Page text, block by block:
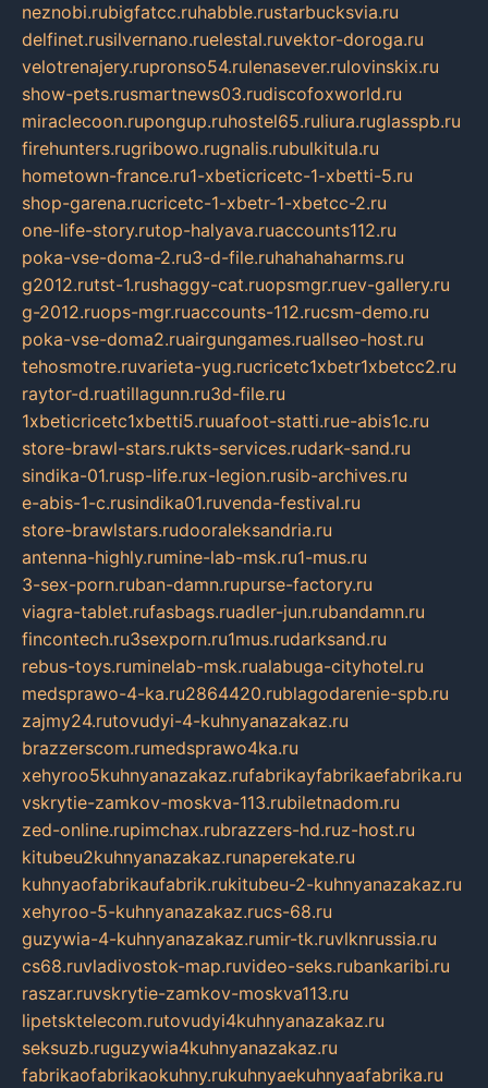
neznobi.rubigfatcc.ruhabble.rustarbucksvia.ru
delfinet.rusilvernano.ruelestal.ruvektor-doroga.ru
velotrenajery.rupronso54.rulenasever.rulovinskix.ru
show-pets.rusmartnews03.rudiscofoxworld.ru
miraclecoon.rupongup.ruhostel65.ruliura.ruglasspb.ru
firehunters.rugribowo.rugnalis.rubulkitula.ru
hometown-france.ru1-xbeticricetc-1-xbetti-5.ru
shop-garena.rucricetc-1-xbetr-1-xbetcc-2.ru
one-life-story.rutop-halyava.ruaccounts112.ru
poka-vse-doma-2.ru3-d-file.ruhahahaharms.ru
g2012.rutst-1.rushaggy-cat.ruopsmgr.ruev-gallery.ru
g-2012.ruops-mgr.ruaccounts-112.rucsm-demo.ru
poka-vse-doma2.ruairgungames.ruallseo-host.ru
tehosmotre.ruvarieta-yug.rucricetc1xbetr1xbetcc2.ru
raytor-d.ruatillagunn.ru3d-file.ru
1xbeticricetc1xbetti5.ruuafoot-statti.rue-abis1c.ru
store-brawl-stars.rukts-services.rudark-sand.ru
sindika-01.rusp-life.rux-legion.rusib-archives.ru
e-abis-1-c.rusindika01.ruvenda-festival.ru
store-brawlstars.rudooraleksandria.ru
antenna-highly.rumine-lab-msk.ru1-mus.ru
3-sex-porn.ruban-damn.rupurse-factory.ru
viagra-tablet.rufasbags.ruadler-jun.rubandamn.ru
fincontech.ru3sexporn.ru1mus.rudarksand.ru
rebus-toys.ruminelab-msk.rualabuga-cityhotel.ru
medsprawo-4-ka.ru2864420.rublagodarenie-spb.ru
zajmy24.rutovudyi-4-kuhnyanazakaz.ru
brazzerscom.rumedsprawo4ka.ru
xehyroo5kuhnyanazakaz.rufabrikayfabrikaefabrika.ru
vskrytie-zamkov-moskva-113.rubiletnadom.ru
zed-online.rupimchax.rubrazzers-hd.ruz-host.ru
kitubeu2kuhnyanazakaz.runaperekate.ru
kuhnyaofabrikaufabrik.rukitubeu-2-kuhnyanazakaz.ru
xehyroo-5-kuhnyanazakaz.rucs-68.ru
guzywia-4-kuhnyanazakaz.rumir-tk.ruvlknrussia.ru
cs68.ruvladivostok-map.ruvideo-seks.rubankaribi.ru
raszar.ruvskrytie-zamkov-moskva113.ru
lipetsktelecom.rutovudyi4kuhnyanazakaz.ru
seksuzb.ruguzywia4kuhnyanazakaz.ru
fabrikaofabrikaokuhny.rukuhnyaekuhnyaafabrika.ru